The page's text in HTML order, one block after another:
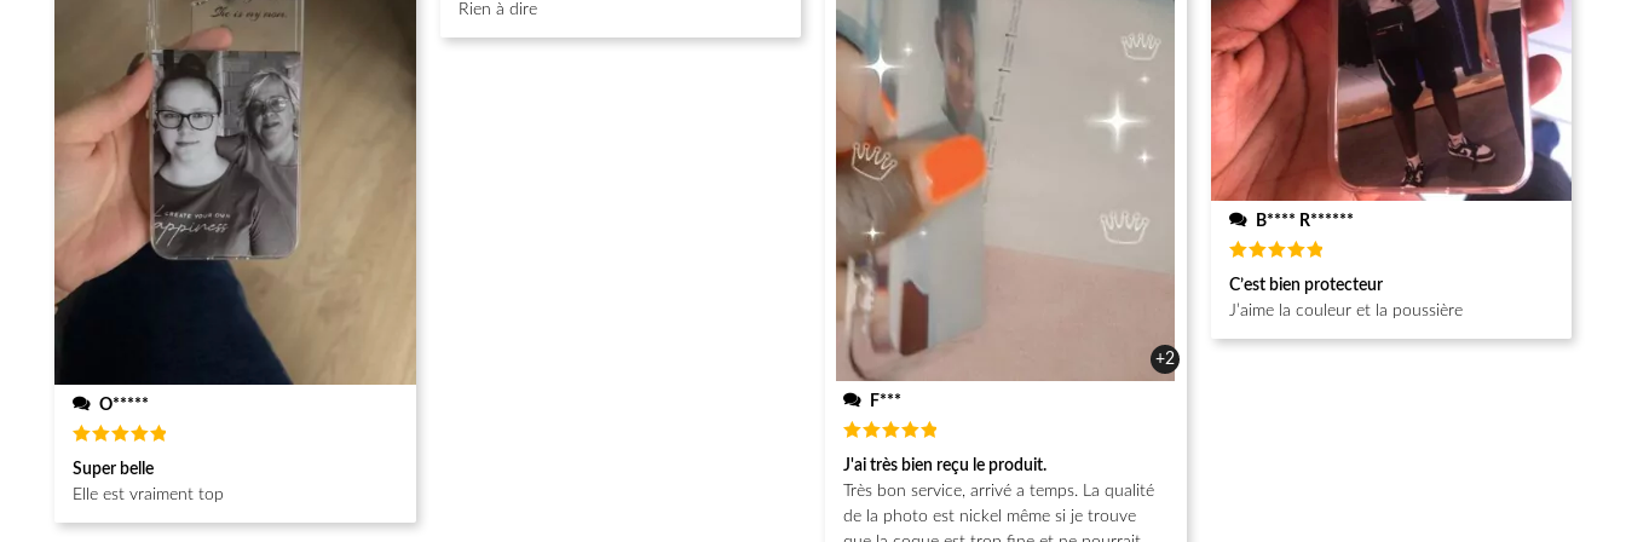
O*****
Note
5
sur 5
Super belle
Elle est vraiment top
Rien à dire
+2
F***
Note5
sur 5
J'ai très bien reçu le produit.
Très bon service, arrivé a temps. La qualité
de la photo est nickel même si je trouve
B**** R******
Note5
sur 5
C’est bien protecteur
J’aime la couleur et la poussière